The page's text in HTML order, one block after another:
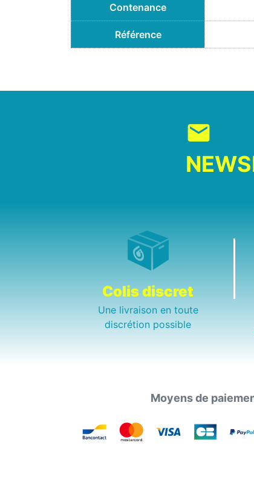
Contenance
Référence
mail
Colis discret
Une livraison en toute
discrétion possible
Moyens de